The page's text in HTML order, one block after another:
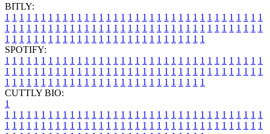
BITLY:
1 1 1 1 1 1 1 1 1 1 1 1 1 1 1 1 1 1 1 1 1 1 1 1 1 1 1 1 1 1 1 1 1 1 1 1
1 1 1 1 1 1 1 1 1 1 1 1 1 1 1 1 1 1 1 1 1 1 1 1 1 1 1 1 1 1 1 1 1 1 1 1
1 1 1 1 1 1 1 1 1 1 1 1 1 1 1 1 1 1 1 1 1 1 1 1 1 1 1 1
SPOTIFY:
1 1 1 1 1 1 1 1 1 1 1 1 1 1 1 1 1 1 1 1 1 1 1 1 1 1 1 1 1 1 1 1 1 1 1 1
1 1 1 1 1 1 1 1 1 1 1 1 1 1 1 1 1 1 1 1 1 1 1 1 1 1 1 1 1 1 1 1 1 1 1 1
1 1 1 1 1 1 1 1 1 1 1 1 1 1 1 1 1 1 1 1 1 1 1 1 1 1 1 1
CUTTLY BIO:
1
1 1 1 1 1 1 1 1 1 1 1 1 1 1 1 1 1 1 1 1 1 1 1 1 1 1 1 1 1 1 1 1 1 1 1 1
1 1 1 1 1 1 1 1 1 1 1 1 1 1 1 1 1 1 1 1 1 1 1 1 1 1 1 1 1 1 1 1 1 1 1 1